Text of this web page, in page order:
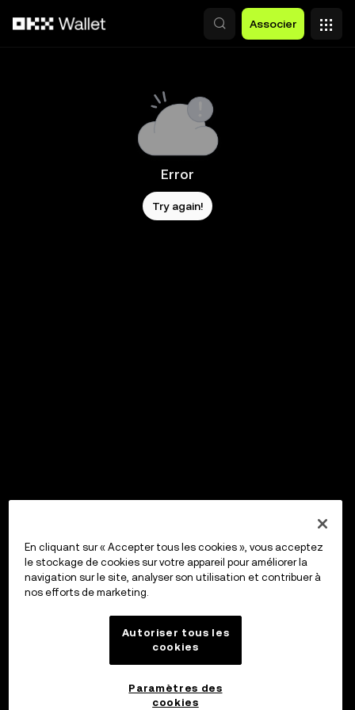
Associer
Error
Try again!
En cliquant sur « Accepter tous les cookies », vous acceptez
le stockage de cookies sur votre appareil pour améliorer la
navigation sur le site, analyser son utilisation et contribuer à
nos efforts de marketing.
Autoriser tous les
cookies
Paramètres des
cookies